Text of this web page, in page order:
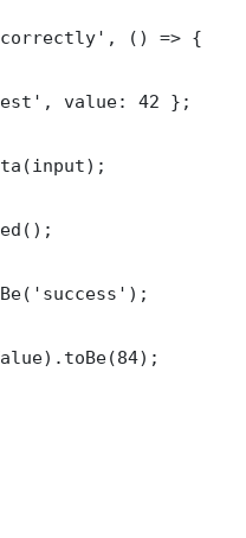
correctly', () => {
value: 42 };